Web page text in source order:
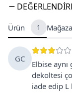
Ürün 1
GC
Elbise
dekoltesi
iade edip L